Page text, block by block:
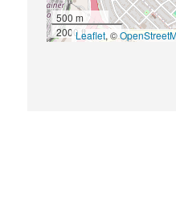
500 m
2000 ftLeaflet, ©